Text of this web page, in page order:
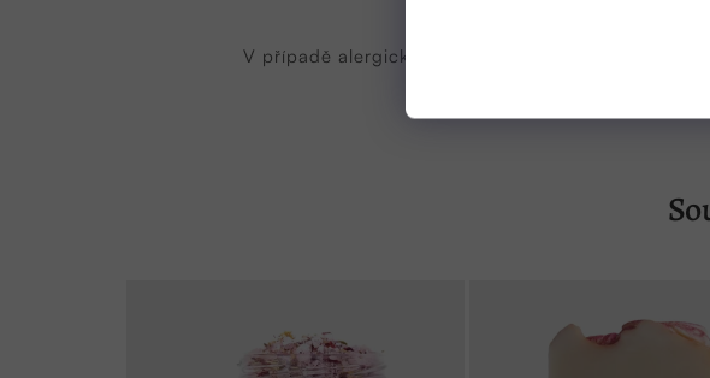
V případě alergické reakce přestaňte používat.